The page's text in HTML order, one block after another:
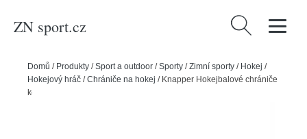
ZN sport.cz Vyhledávání
Domů / Produkty /Sport a outdoor /Sporty /Zimní sporty / Hokej /
Hokejový hráč /Chrániče na hokej / Knapper Hokejbalové chrániče
kolen Knapper 500, Senior, XS